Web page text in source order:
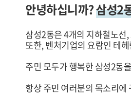
안녕하십니까?삼성2
삼성2동은 4개의 지하철노선
또한, 벤처기업의 요람인 테
주민 모두가 행복한 삼성2동
항상 주민 여러분의 목소리